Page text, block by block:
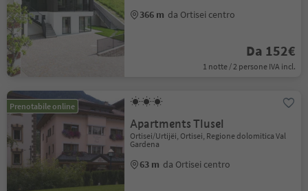
366 m da Ortisei centro
Da 152€
1 notte / 2 persone IVA incl.
Prenotabile online
Apartments Tlusel
Ortisei/Urtijëi, Ortisei, Regione dolomitica Val
Gardena
63 m da Ortisei centro